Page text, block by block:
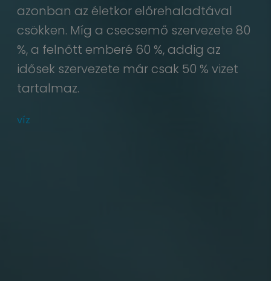
azonban az életkor előrehaladtával
csökken. Míg a csecsemő szervezete 80
%, a felnőtt emberé 60 %, addig az
idősek szervezete már csak 50 % vizet
tartalmaz.
víz